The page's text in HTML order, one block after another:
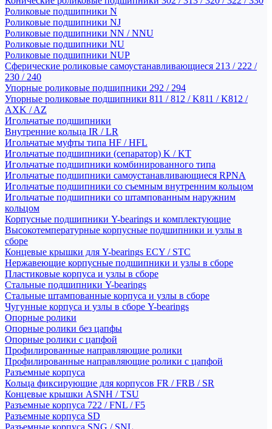
Роликовые подшипники N
Роликовые подшипники NJ
Роликовые подшипники NN / NNU
Роликовые подшипники NU
Роликовые подшипники NUP
Сферические роликовые самоустанавливающиеся 213 / 222 /
230 / 240
Упорные роликовые подшипники 292 / 294
Упорные роликовые подшипники 811 / 812 / K811 / K812 /
AXK / AZ
Игольчатые подшипники
Внутренние кольца IR / LR
Игольчатые муфты типа HF / HFL
Игольчатые подшипники (сепаратор) K / KT
Игольчатые подшипники комбинированного типа
Игольчатые подшипники самоустанавливающиеся RPNA
Игольчатые подшипники со съемным внутренним кольцом
Игольчатые подшипники со штампованным наружним
кольцом
Корпусные подшипники Y-bearings и комплектующие
Высокотемпературные корпусные подшипники и узлы в
сборе
Концевые крышки для Y-bearings ECY / STC
Нержавеющие корпусные подшипники и узлы в сборе
Пластиковые корпуса и узлы в сборе
Стальные подшипники Y-bearings
Стальные штампованные корпуса и узлы в сборе
Чугунные корпуса и узлы в сборе Y-bearings
Опорные ролики
Опорные ролики без цапфы
Опорные ролики с цапфой
Профилированные направляющие ролики
Профилированные направляющие ролики с цапфой
Разъемные корпуса
Кольца фиксирующие для корпусов FR / FRB / SR
Концевые крышки ASNH / TSU
Разъемные корпуса 722 / FNL / F5
Разъемные корпуса SD
Разъемные корпуса SNG / SNL